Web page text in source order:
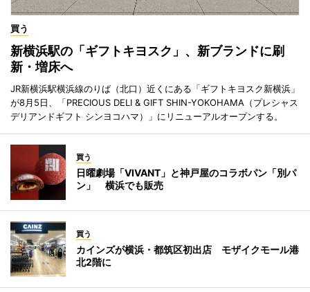
買う
新横浜駅の「ギフトキヨスク」、新ブランドに刷
新・増床へ
JR新横浜駅横浜線のりば（北口）近くにある「ギフトキヨスク新横浜」
が8月5日、「PRECIOUS DELI & GIFT SHIN-YOKOHAMA（プレシャス
デリアンドギフト シンヨコハマ）」にリニューアルオープンする。
買う
日曜劇場「VIVANT」と神戸屋のコラボパン「別パ
ン」 横浜でも販売
買う
カインズが横浜・都筑区初出店 モザイクモール港
北2階に